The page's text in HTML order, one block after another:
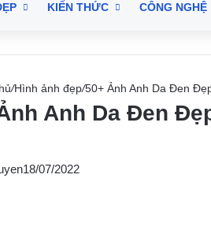
KIẾN THỨC CÔNG NGHỆ
/Hình ảnh đẹp/50+ Ảnh Anh Da Đen
Anh Da Đen
18/07/2022